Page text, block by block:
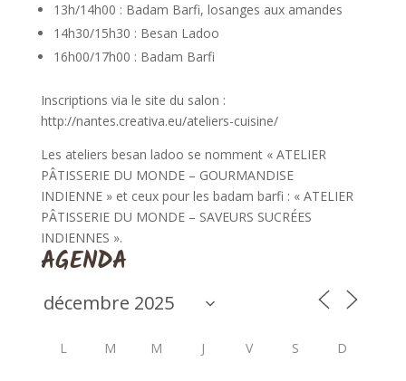
13h/14h00 : Badam Barfi, losanges aux amandes
14h30/15h30 : Besan Ladoo
16h00/17h00 : Badam Barfi
Inscriptions via le site du salon :
http://nantes.creativa.eu/ateliers-cuisine/
Les ateliers besan ladoo se nomment « ATELIER
PÂTISSERIE DU MONDE – GOURMANDISE
INDIENNE » et ceux pour les badam barfi : « ATELIER
PÂTISSERIE DU MONDE – SAVEURS SUCRÉES
INDIENNES ».
AGENDA
L M M J V S D